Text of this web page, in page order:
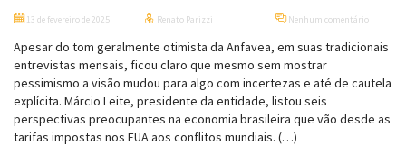
13 de fevereiro de 2025 Renato Parizzi Nenhum comentário
Apesar do tom geralmente otimista da Anfavea, em suas tradicionais
entrevistas mensais, ficou claro que mesmo sem mostrar
pessimismo a visão mudou para algo com incertezas e até de cautela
explícita. Márcio Leite, presidente da entidade, listou seis
perspectivas preocupantes na economia brasileira que vão desde as
tarifas impostas nos EUA aos conflitos mundiais. (…)